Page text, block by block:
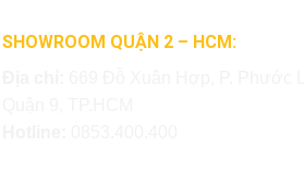
SHOWROOM QUẬN 2 – HCM: